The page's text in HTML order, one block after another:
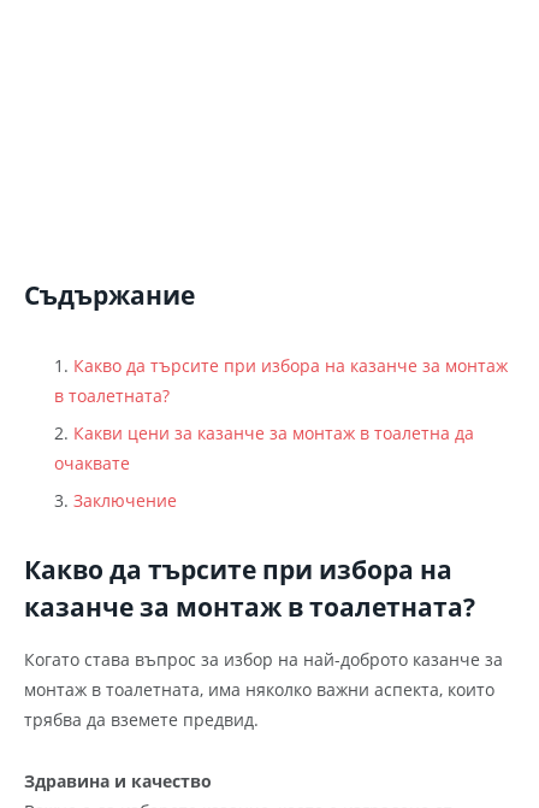
Съдържание
Какво да търсите при избора на казанче за монтаж
в тоалетната?
Какви цени за казанче за монтаж в тоалетна да
очаквате
Заключение
Какво да търсите при избора на
казанче за монтаж в тоалетната?
Когато става въпрос за избор на най-доброто казанче за
монтаж в тоалетната, има няколко важни аспекта, които
трябва да вземете предвид.
Здравина и качество